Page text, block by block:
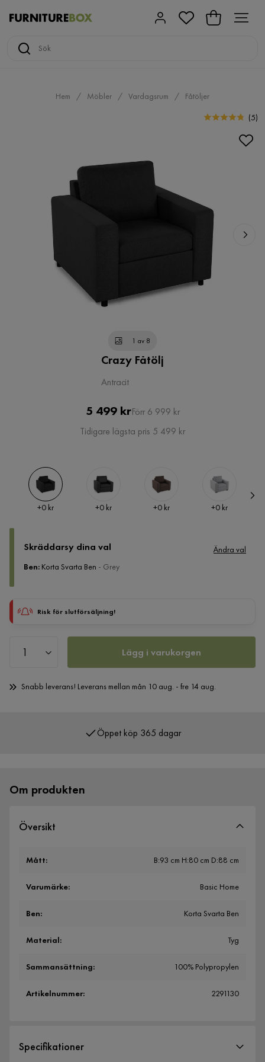
Hem Möbler Vardagsrum
Fåtöljer
(5)
1 av 8
Crazy Fåtölj
Antracit
Pris
5 499 krOriginal
Pris
Förr 6 999 kr
Tidigare lägsta pris 5 499 kr
Pris
+0 kr Pris
+0 kr Pris
+0 kr Pris
+0 kr
Skräddarsy dina val
Ändra val
Ben: Korta Svarta Ben - Grey
Risk för slutförsäljning!
Lägg i varukorgen
Snabb leverans! Leverans mellan mån 10 aug. - fre 14 aug.
Öppet köp 365 dagar
Om produkten
Översikt
Mått: B:93 cm H:80 cm D:88 cm
Varumärke: Basic Home
Ben: Korta Svarta Ben
Material: Tyg
Sammansättning: 100% Polypropylen
Artikelnummer: 2291130
Specifikationer